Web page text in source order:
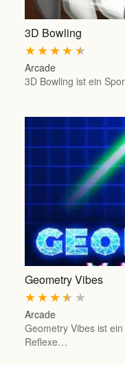
3D Bowling
★
★
★
★
★
Arcade
3D Bowling ist ein
Geometry Vibes
★
★
★
★
★
Arcade
Geometry Vibes ist
Reflexe…